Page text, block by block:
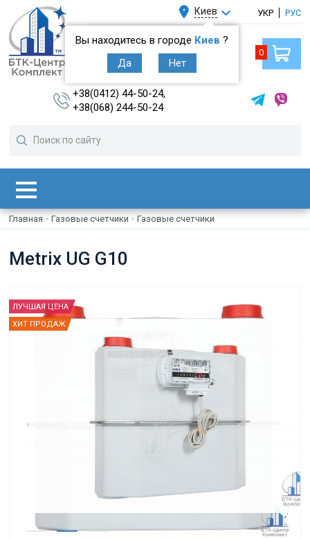
Киев
Вы находитесь в городе Киев ?
Да
Нет
УКР РУС
+38(0412) 44-50-24,
+38(068) 244-50-24
0
Главная · Газовые счетчики · Газовые счетчики
Metrix UG G10
ЛУЧШАЯ ЦЕНА
ХИТ ПРОДАЖ